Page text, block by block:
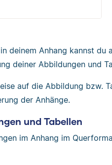
deinem Anhang kannst du
deiner Abbildungen und
auf die Abbildung bzw.
der Anhänge.
und Tabellen
im Anhang im